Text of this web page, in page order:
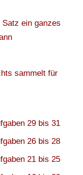
Satz ein ganzes
sammelt für
29 bis 31
26 bis 28
21 bis 25